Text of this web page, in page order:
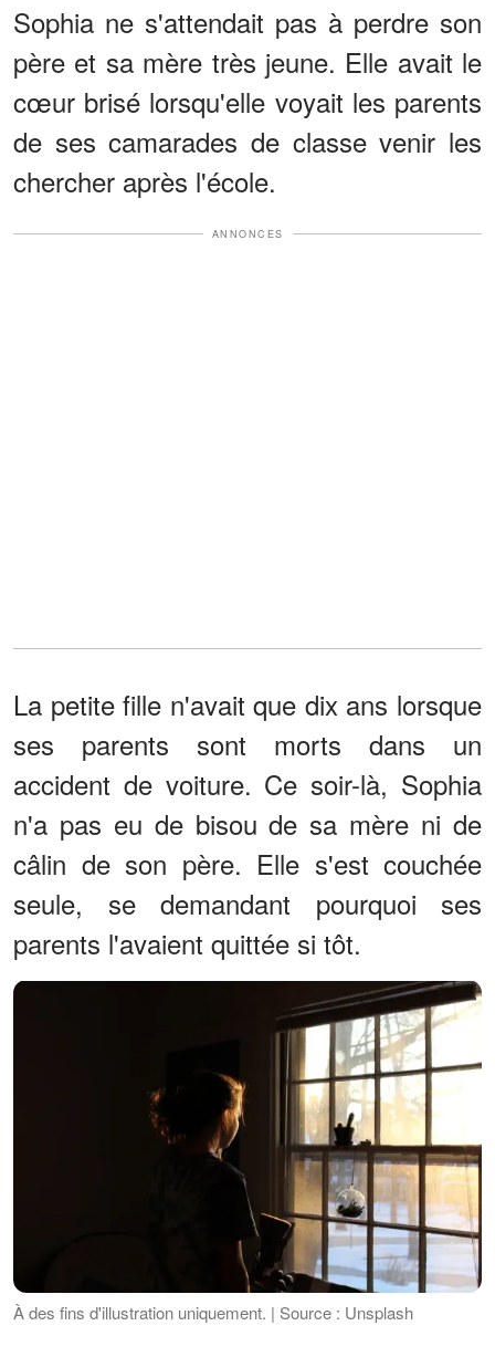
Sophia ne s'attendait pas à perdre son
père et sa mère très jeune. Elle avait le
cœur brisé lorsqu'elle voyait les parents
de ses camarades de classe venir les
chercher après l'école.
ANNONCES
La petite fille n'avait que dix ans lorsque
ses parents sont morts dans un
accident de voiture. Ce soir-là, Sophia
n'a pas eu de bisou de sa mère ni de
câlin de son père. Elle s'est couchée
seule, se demandant pourquoi ses
parents l'avaient quittée si tôt.
À des fins d'illustration uniquement. | Source : Unsplash